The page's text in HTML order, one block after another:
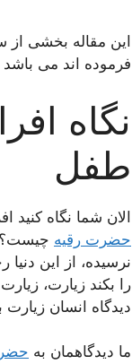
این مقاله بخشی
فرموده اند می
نگاه
طفل
الان شما نگاه
حضرت رقیه چیست؟
نرسیده، از این
را بكند زیارت،
دیدگاه انسان زیارت
ما دیدگاهمان به